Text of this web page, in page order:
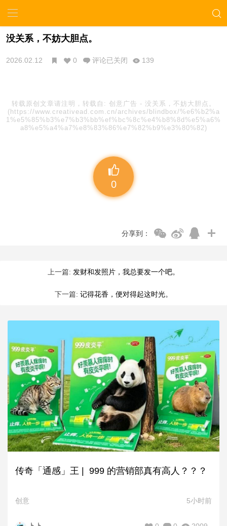
没关系，不妨大胆点。
2026.02.12 0 评论已关闭 139
转载原创文章请注明，转载自: 创意广告 - 没关系，不妨大胆点。
(https://www.creativead.com.cn/archives/blindbox/%e6%b2%a
1%e5%85%b3%e7%b3%bb%ef%bc%8c%e4%b8%8d%e5%a6%
a8%e5%a4%a7%e8%83%86%e7%82%b9%e3%80%82)
0
分享到：
上一篇: 发财和发照片，我总要发一个吧。
下一篇: 记得花香，便对得起这时光。
传奇「通感」王 | 999 的营销部真有高人？？？
创意 5小时前